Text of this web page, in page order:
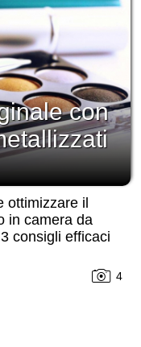
con
ottimizzare il
in camera da
consigli efficaci
4